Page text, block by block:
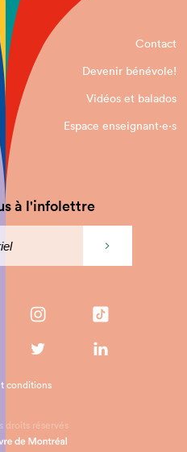
Contact
Devenir bénévole!
Vidéos et balados
Espace enseignant·e⋅s
à l'infolettre
droits réservés
conditions